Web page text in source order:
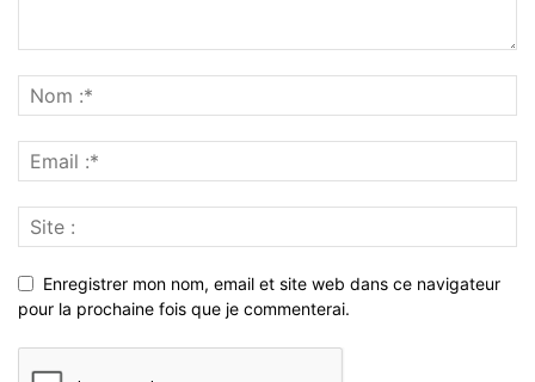
Enregistrer mon nom, email et site web dans ce navigateur
pour la prochaine fois que je commenterai.